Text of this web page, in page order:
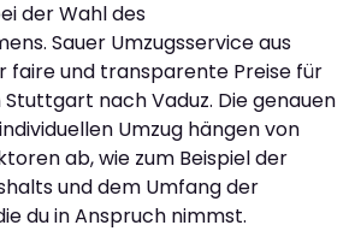
der Wahl des
Sauer Umzugsservice aus
und transparente Preise für
nach Vaduz. Die genauen
Umzug hängen von
ab, wie zum Beispiel der
und dem Umfang der
du in Anspruch nimmst.